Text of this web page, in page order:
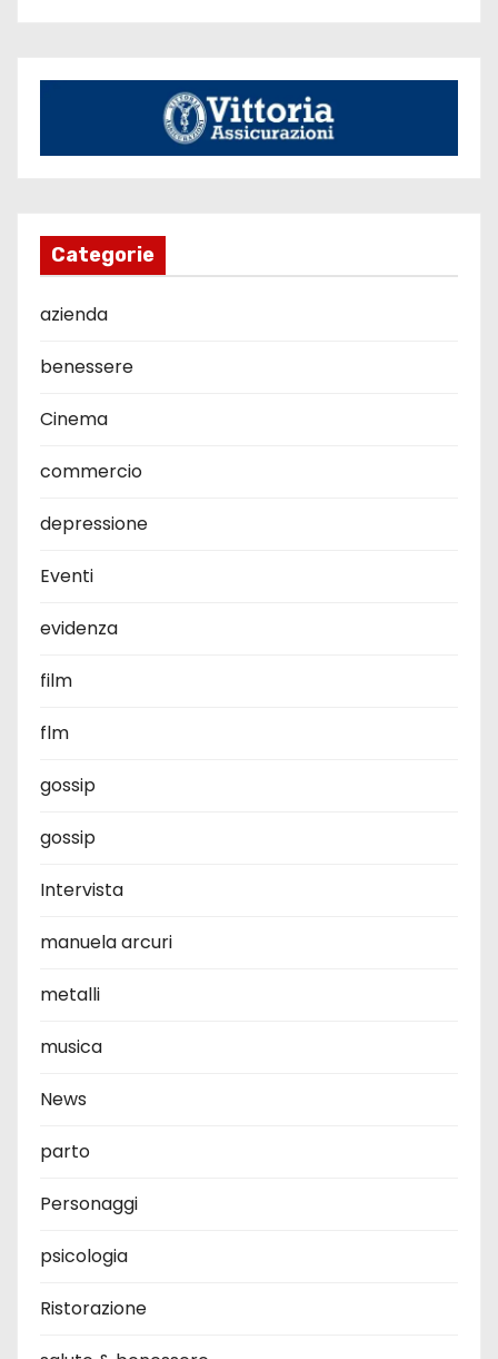
Categorie
azienda
benessere
Cinema
commercio
depressione
Eventi
evidenza
film
flm
gossip
gossip
Intervista
manuela arcuri
metalli
musica
News
parto
Personaggi
psicologia
Ristorazione